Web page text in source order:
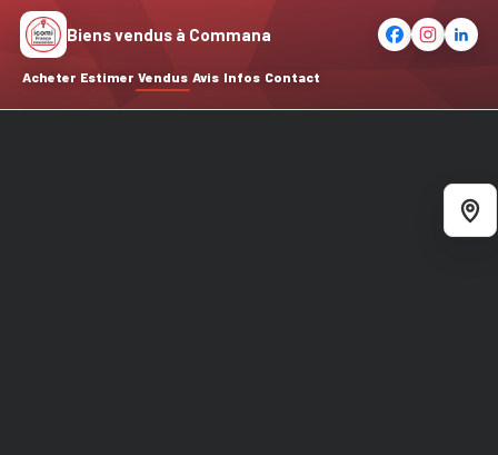
Acheter Estimer Vendus Avis Infos Contact
Biens vendus à Commana